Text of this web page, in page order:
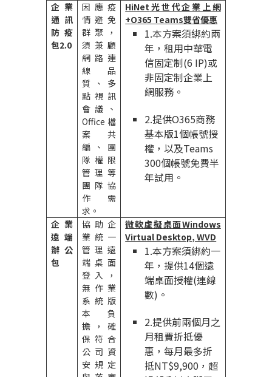
企業
通訊
防疫
包2.0
因應疫
情避免
群聚，
須兼顧
網路連
線品
質、多
點視訊
會議、
Office 檔
案共
編、團
隊權限
管理等
團隊協
作需
求。
HiNet光世代企業上網
+O365 Teams雙省優惠
1.本方案須綁約兩
年，租用中華電
信固定制(6 IP)或
非固定制企業上
網服務。
2.提供O365商務
基本版1個帳號授
權，以及Teams
300個帳號免費半
年試用。
企業
遠端
辦公
包
協助企
業統一
管理遠
端桌面
登入，
無作業
系統版
本負
擔，確
保符合
公司資
安規定
微軟虛擬桌面Windows
Virtual Desktop, WVD
1.本方案須綁約一
年，提供14個遠
端桌面授權(連線
數) 。
2.提供前兩個月之
月租費折抵優
惠，每月最多折
抵NT$9,900 ，超